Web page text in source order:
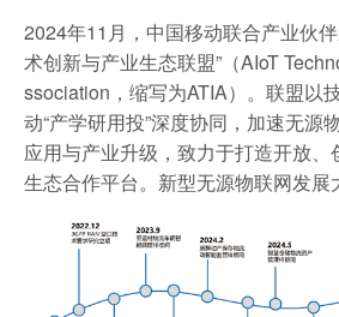
2024年11月，中国移动联合产业伙
术创新与产业生态联盟”（AIoT
ssociation，缩写为ATIA）。联盟以
动“产学研用投”深度协同，加速无源
应用与产业升级，致力于打造开放、
生态合作平台。新型无源物联网发展